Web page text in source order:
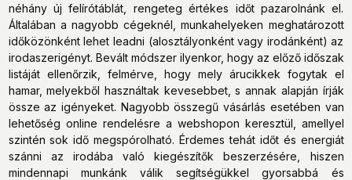
néhány új felírótáblát, rengeteg értékes időt pazarolnánk el.
Általában a nagyobb cégeknél, munkahelyeken meghatározott
időközönként lehet leadni (alosztályonként vagy irodánként) az
irodaszerigényt. Bevált módszer ilyenkor, hogy az előző időszak
listáját ellenőrzik, felmérve, hogy mely árucikkek fogytak el
hamar, melyekből használtak kevesebbet, s annak alapján írják
össze az igényeket. Nagyobb összegű vásárlás esetében van
lehetőség online rendelésre a webshopon keresztül, amellyel
szintén sok idő megspórolható. Érdemes tehát időt és energiát
szánni az irodába való kiegészítők beszerzésére, hiszen
mindennapi munkánk válik segítségükkel gyorsabbá és